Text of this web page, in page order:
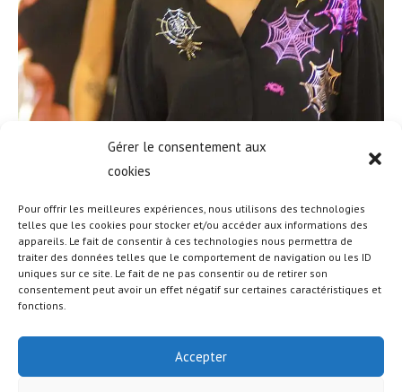
Gérer le consentement aux
cookies
Pour offrir les meilleures expériences, nous utilisons des technologies
telles que les cookies pour stocker et/ou accéder aux informations des
appareils. Le fait de consentir à ces technologies nous permettra de
traiter des données telles que le comportement de navigation ou les ID
uniques sur ce site. Le fait de ne pas consentir ou de retirer son
consentement peut avoir un effet négatif sur certaines caractéristiques et
fonctions.
Accepter